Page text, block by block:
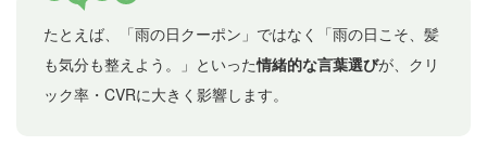
たとえば、「雨の日クーポン」ではなく「雨の日こそ、髪
も気分も整えよう。」といった情緒的な言葉選びが、クリ
ック率・CVRに大きく影響します。